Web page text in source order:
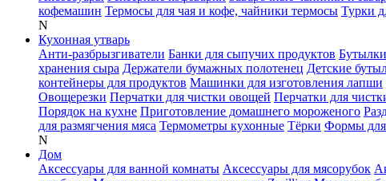
кофемашин Термосы для чая и кофе, чайники термосы Турки
N
Кухонная утварь
Анти-разбрызгиватели Банки для сыпучих продуктов
хранения сыра Держатели бумажных полотенец Детские
контейнеры для продуктов Машинки для изготовления лапши
Овощерезки Перчатки для чистки овощей Перчатки для
Порядок на кухне Приготовление домашнего мороженого
для размягчения мяса Термометры кухонные Тёрки Формы для
N
Дом
Аксессуары для ванной комнаты Аксессуары для мясорубок